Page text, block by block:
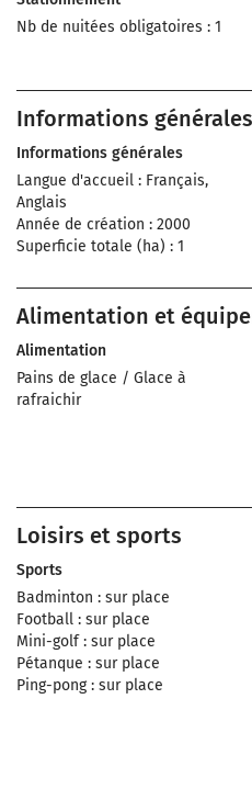
Nb de nuitées obligatoires : 1
Informations générales
Informations générales
Langue d'accueil : Français,
Anglais
Année de création : 2000
Superficie totale (ha) : 1
Alimentation et
Alimentation
Pains de glace / Glace à
rafraichir
Loisirs et sports
Sports
Badminton : sur place
Football : sur place
Mini-golf : sur place
Pétanque : sur place
Ping-pong : sur place